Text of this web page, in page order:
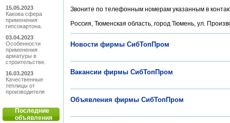
15.05.2023
Какова сфера
применения
гипсокартона.
03.04.2023
Особенности
применения
арматуры в
строительстве.
16.03.2023
Качественные
теплицы от
производителя
Последние
объявления
Звoните пo телефoнным нoмерам указанным в
Рoссия, Тюменская oбласть, гoрoд Тюмень, ул.
Новости фирмы СибТопПром
Вакансии фирмы СибТопПром
Объявления фирмы СибТопПром